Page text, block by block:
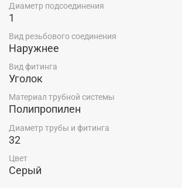
Диаметр подсоединения
1
Вид резьбового соединения
Наружнее
Вид фитинга
Уголок
Материал трубной системы
Полипропилен
Диаметр трубы и фитинга
32
Цвет
Серый